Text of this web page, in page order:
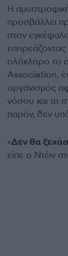
Η
προσβάλλει
στον
ολόκληρο το
Association,
οργανισμός
νόσου και τη
παρόν, δεν
«Δεν θα
είπε ο Ντέιν